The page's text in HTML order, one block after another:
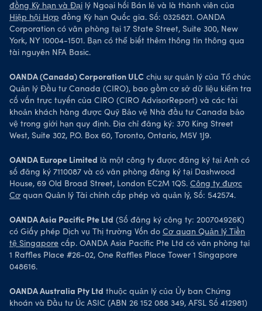
đồng Kỳ hạn và Đại lý Ngoại hối Bán lẻ và là thành viên của
Hiệp hội Hợp đồng Kỳ hạn Quốc gia. Số: 0325821. OANDA
Corporation có văn phòng tại 17 State Street, Suite 300, New
York, NY 10004-1501. Bạn có thể biết thêm thông tin thông qua
tài nguyên NFA Basic.
OANDA (Canada) Corporation ULC chịu sự quản lý của Tổ chức
Quản lý Đầu tư Canada (CIRO), bao gồm cơ sở dữ liệu kiểm tra
cố vấn trực tuyến của CIRO (CIRO AdvisorReport) và các tài
khoản khách hàng được Quỹ Bảo vệ Nhà đầu tư Canada bảo
vệ trong giới hạn quy định. Địa chỉ đăng ký: 370 King Street
West, Suite 302, P.O. Box 60, Toronto, Ontario, M5V 1J9.
OANDA Europe Limited là một công ty được đăng ký tại Anh có
số đăng ký 7110087 và có văn phòng đăng ký tại Dashwood
House, 69 Old Broad Street, London EC2M 1QS. Công ty được
Cơ quan Quản lý Tài chính cấp phép và quản lý, Số: 542574.
OANDA Asia Pacific Pte Ltd (Số đăng ký công ty: 200704926K)
có Giấy phép Dịch vụ Thị trường Vốn do Cơ quan Quản lý Tiền
tệ Singapore cấp. OANDA Asia Pacific Pte Ltd có văn phòng tại
1 Raffles Place #26-02, One Raffles Place Tower 1 Singapore
048616.
OANDA Australia Pty Ltd thuộc quản lý của Ủy ban Chứng
khoán và Đầu tư Úc ASIC (ABN 26 152 088 349, AFSL Số 412981)